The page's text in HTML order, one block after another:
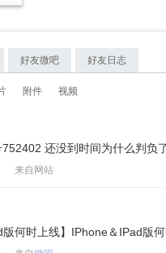
好友微吧 好友日志
附件 视频
752402 还没到时间为什么判负
来自网站
版何时上线】IPhone＆IPad版